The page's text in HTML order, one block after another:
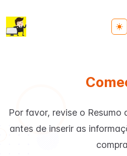
Por favor, revise o
antes de inserir as